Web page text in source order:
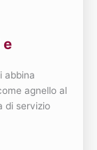
abbina
agnello al
di servizio